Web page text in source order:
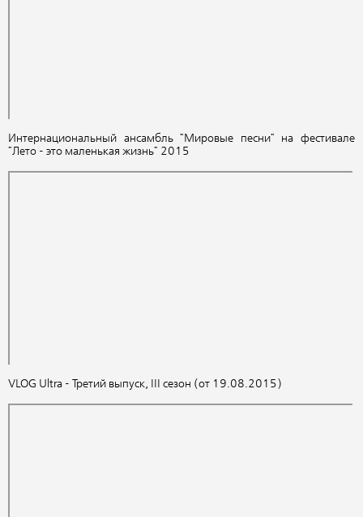
Интернациональный ансамбль "Мировые песни" на фестивале
"Лето - это маленькая жизнь" 2015
VLOG Ultra - Третий выпуск, III сезон (от 19.08.2015)